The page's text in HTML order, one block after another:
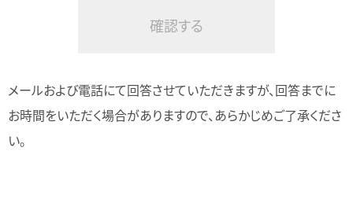
れる「個人情報」と認識しています。
メールおよび電話にて回答させていただきますが、回答までに
お時間をいただく場合がありますので、あらかじめご了承くださ
い。